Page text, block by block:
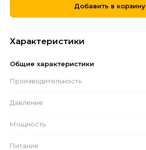
Добавить в корзину
Характеристики
Общие характеристики
Производительность
Давление
Мощность
Питание